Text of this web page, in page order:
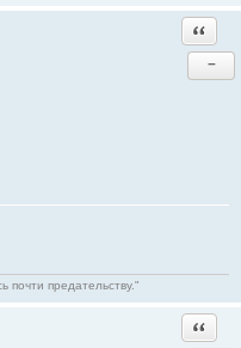
−
почти предательству."